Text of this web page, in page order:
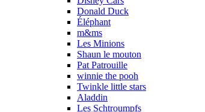
Donald Duck
Éléphant
m&ms
Les Minions
Shaun le mouton
Pat Patrouille
winnie the pooh
Twinkle little stars
Aladdin
Les Schtroumpfs